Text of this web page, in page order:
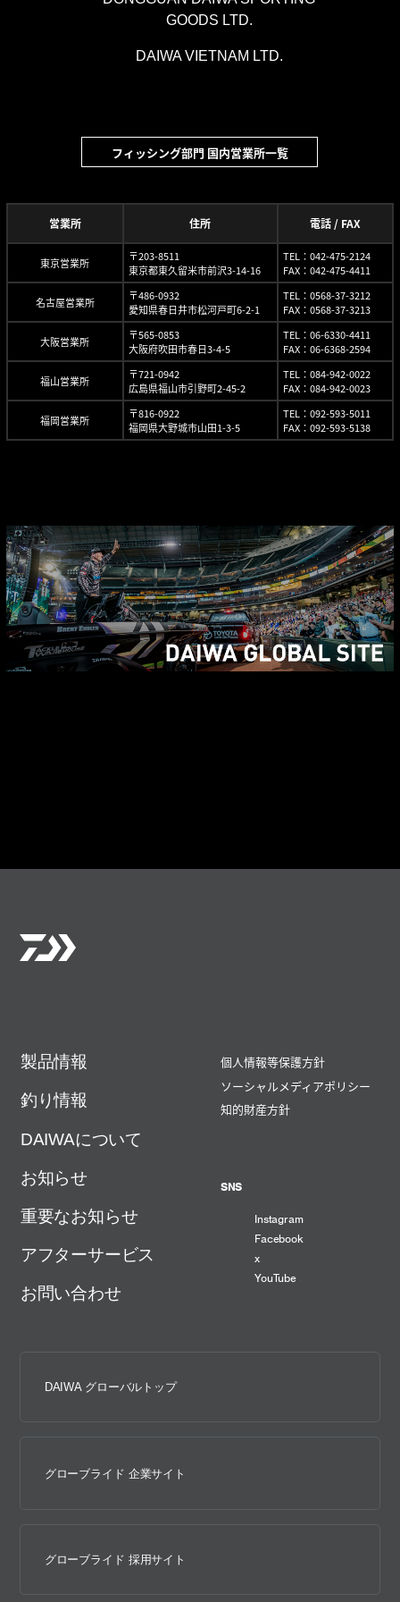
GOODS LTD.
DAIWA VIETNAM LTD.
フィッシング部門 国内営業所一覧
営業所 住所 電話 / FAX
東京営業所
〒203-8511
東京都東久留米市前沢3-14-16
TEL：042-475-2124
FAX：042-475-4411
名古屋営業所
〒486-0932
愛知県春日井市松河戸町6-2-1
TEL：0568-37-3212
FAX：0568-37-3213
大阪営業所
〒565-0853
大阪府吹田市春日3-4-5
TEL：06-6330-4411
FAX：06-6368-2594
福山営業所
〒721-0942
広島県福山市引野町2-45-2
TEL：084-942-0022
FAX：084-942-0023
福岡営業所
〒816-0922
福岡県大野城市山田1-3-5
TEL：092-593-5011
FAX：092-593-5138
製品情報
釣り情報
DAIWAについて
お知らせ
重要なお知らせ
アフターサービス
お問い合わせ
個人情報等保護方針
ソーシャルメディアポリシー
知的財産方針
SNS
Instagram
Facebook
x
YouTube
DAIWA グローバルトップ
グローブライド 企業サイト
グローブライド 採用サイト